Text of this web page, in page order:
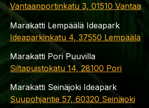
Vantaanportinkatu 3, 01510 Vantaa
Marakatti Lempäälä Ideapark
Ideaparkinkatu 4, 37550 Lempäälä
Marakatti Pori Puuvilla
Siltapuistokatu 14, 28100 Pori
Marakatti Seinäjoki Ideapark
Suupohjantie 57, 60320 Seinäjoki